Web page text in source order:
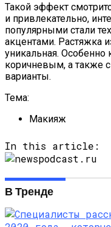
Такой эффект
и привлекательно,
популярными стали
акцентами. Растяжка
уникальная. Особенно
коричневым, а также
варианты.
Тема:
Макияж
In this article:
В Тренде